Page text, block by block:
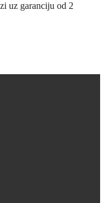
uz garanciju od 2